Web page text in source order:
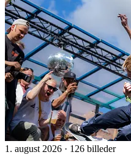
1. august 2026 · 126 billeder